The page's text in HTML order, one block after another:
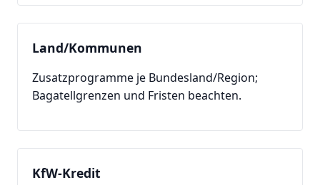
Land/Kommunen
Zusatzprogramme je Bundesland/Region;
Bagatellgrenzen und Fristen beachten.
KfW-Kredit